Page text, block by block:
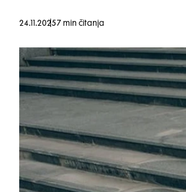
24.11.20257 min čitanja